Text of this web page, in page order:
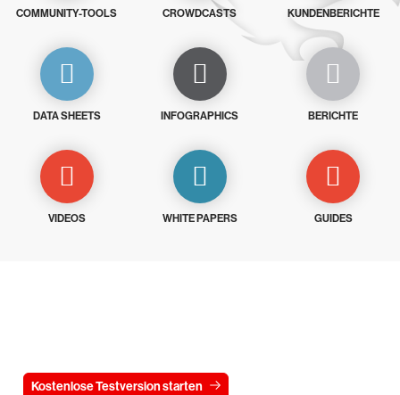
COMMUNITY-TOOLS CROWDCASTS KUNDENBERICHTE
DATA SHEETS INFOGRAPHICS BERICHTE
VIDEOS WHITE PAPERS GUIDES
Kostenlose Testversion starten